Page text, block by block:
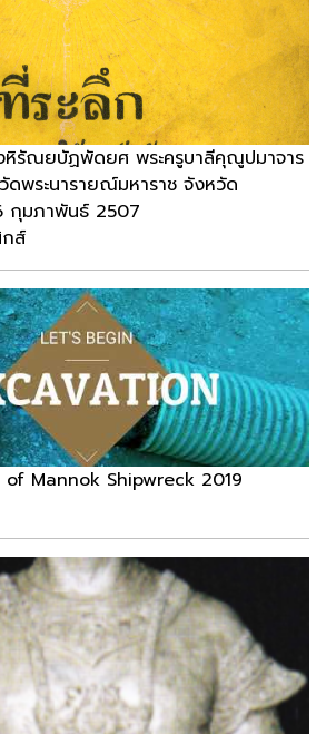
หิรัณยบัฏพัดยศ พระครูบาลีคุณูปมาจาร
พระนารายณ์มหาราช จังหวัด
กุมภาพันธ์ 2507
ส์
Mannok Shipwreck 2019